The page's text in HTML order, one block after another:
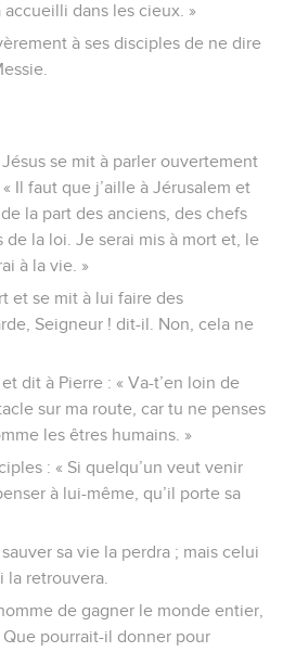
dans les cieux. »
à ses disciples de ne dire
se mit à parler ouvertement
Il faut que j’aille à Jérusalem et
la part des anciens, des chefs
de la loi. Je serai mis à mort et, le
à la vie. »
et se mit à lui faire des
Seigneur ! dit-il. Non, cela ne
dit à Pierre : « Va-t’en loin de
sur ma route, car tu ne penses
les êtres humains. »
: « Si quelqu’un veut venir
à lui-même, qu’il porte sa
sa vie la perdra ; mais celui
la retrouvera.
de gagner le monde entier,
Que pourrait-il donner pour